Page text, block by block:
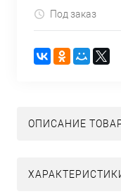
Под заказ
ОПИСАНИЕ